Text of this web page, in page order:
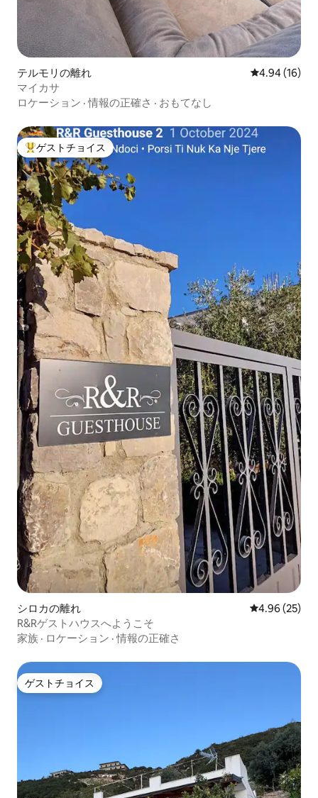
テルモリの離れ レビュー16
4.94 (16)
マイカサ
ロケーション ·情報の正確さ · おもてなし
大好評のゲストチョイスです。
ゲストチョイス
シロカの離れ レビュー25
4.96 (25)
R&Rゲストハウスへようこそ
家族 · ロケーション ·情報の正確さ
ゲストチョイス
ゲストチョイス